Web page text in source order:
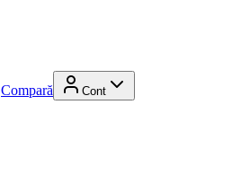
Compară Cont